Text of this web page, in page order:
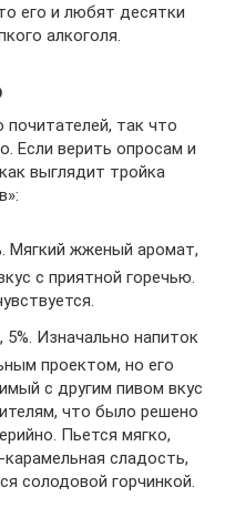
его и любят десятки
алкоголя.
почитателей, так что
Если верить опросам и
выглядит тройка
Мягкий жженый аромат,
с приятной горечью.
Изначально напиток
проектом, но его
с другим пивом вкус
что было решено
Пьется мягко,
сладость,
солодовой горчинкой.